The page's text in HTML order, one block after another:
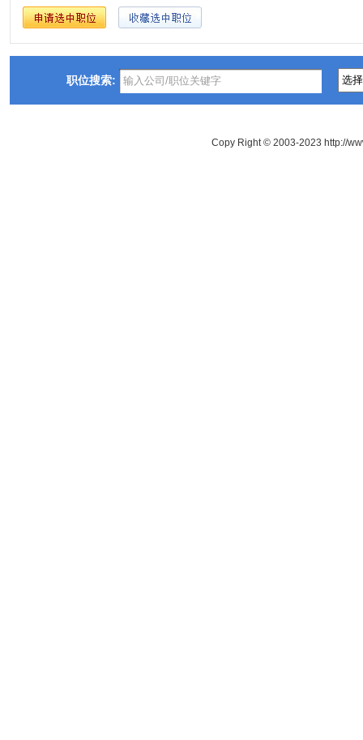
职位搜索:
Copy Right © 2003-2023 http://